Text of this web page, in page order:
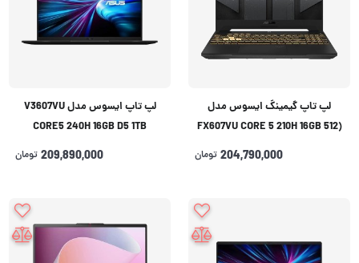
لپ تاپ گیمینگ ایسوس مدل
(FX607VU CORE 5 210H 16GB 512
SSD 6GB(RTX4050
204,790,000 تومان
لپ تاپ ایسوس مدل V3607VU
CORE5 240H 16GB D5 1TB
6GB(RTX4050)
209,890,000 تومان